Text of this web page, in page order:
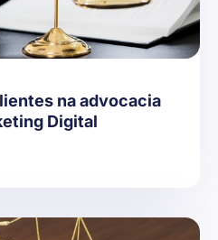
na advocacia
Digital